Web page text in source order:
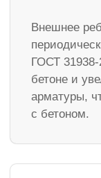
Внешнее
ГОСТ 31938-
бетоне и
арматуры,
с бетоном.